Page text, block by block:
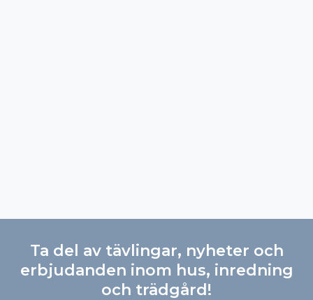
Ta del av tävlingar, nyheter och
erbjudanden inom hus, inredning
och trädgård!